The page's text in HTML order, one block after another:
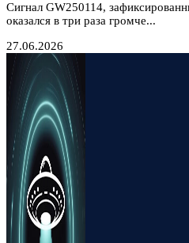
Сигнал GW250114,
оказался в три раза громче...
27.06.2026